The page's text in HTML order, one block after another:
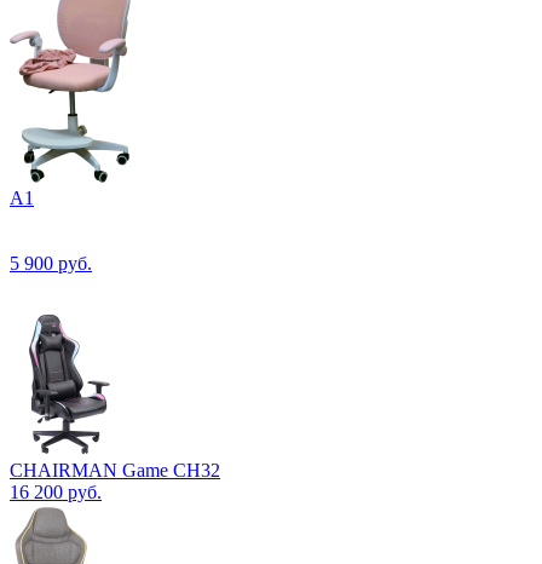
А1
5 900 руб.
CHAIRMAN Game CH32
16 200 руб.